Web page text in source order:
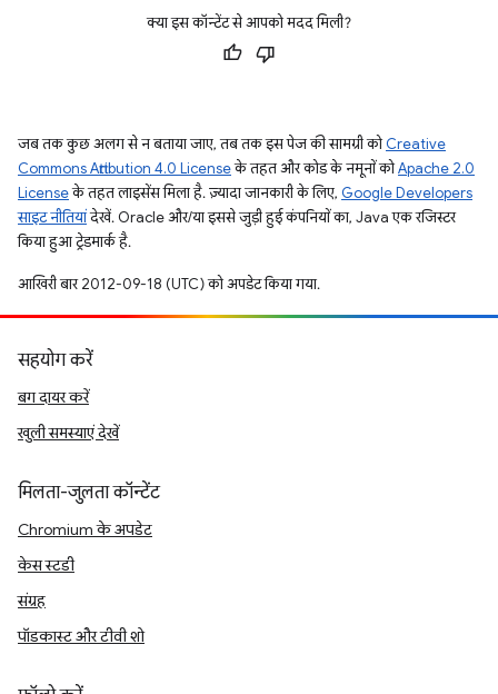
क्या इस कॉन्टेंट से आपको मदद मिली?
जब तक कुछ अलग से न बताया जाए, तब तक इस पेज की सामग्री कोCreative
Commons Attribution 4.0 Licenseके तहत और कोड के नमूनों कोApache 2.0
Licenseके तहत लाइसेंस मिला है. ज़्यादा जानकारी के लिए, Google Developers
साइट नीतियांदेखें. Oracle और/या इससे जुड़ी हुई कंपनियों का, Java एक रजिस्टर
किया हुआ ट्रेडमार्क है.
आखिरी बार 2012-09-18 (UTC) को अपडेट किया गया.
सहयोग करें
बग दायर करें
खुली समस्याएं देखें
मिलता-जुलता कॉन्टेंट
Chromium के अपडेट
केस स्टडी
संग्रह
पॉडकास्ट और टीवी शो